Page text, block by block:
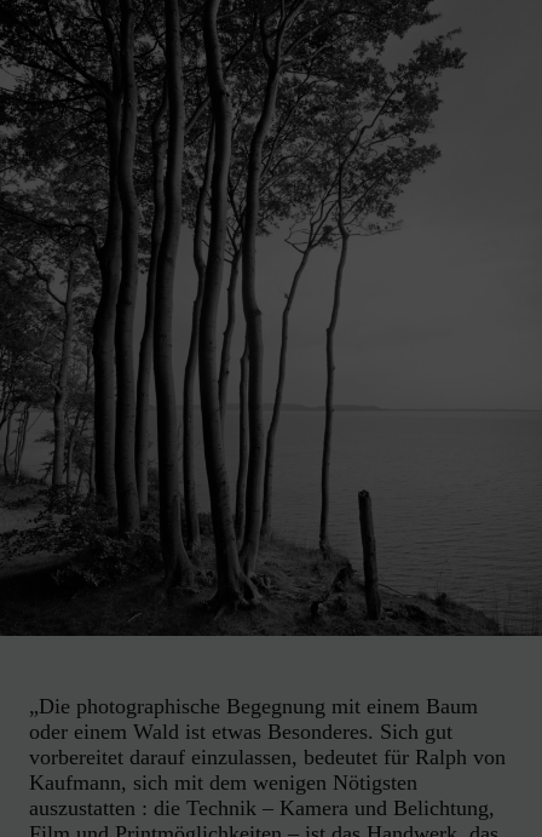
„Die photographische Begegnung mit einem Baum
oder einem Wald ist etwas Besonderes. Sich gut
vorbereitet darauf einzulassen, bedeutet für Ralph von
Kaufmann, sich mit dem wenigen Nötigsten
auszustatten : die Technik – Kamera und Belichtung,